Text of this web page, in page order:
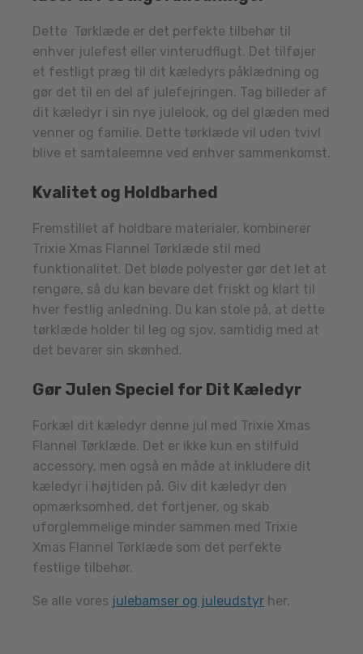
Dette Tørklæde er det perfekte tilbehør til
enhver julefest eller vinterudflugt. Det tilføjer
et festligt præg til dit kæledyrs påklædning og
gør det til en del af julefejringen. Tag billeder af
dit kæledyr i sin nye julelook, og del glæden med
venner og familie. Dette tørklæde vil uden tvivl
blive et samtaleemne ved enhver sammenkomst.
Kvalitet og Holdbarhed
Fremstillet af holdbare materialer, kombinerer
Trixie Xmas Flannel Tørklæde stil med
funktionalitet. Det bløde polyester gør det let at
rengøre, så du kan bevare det friskt og klart til
hver festlig anledning. Du kan stole på, at dette
tørklæde holder til leg og sjov, samtidig med at
det bevarer sin skønhed.
Gør Julen Speciel for Dit Kæledyr
Forkæl dit kæledyr denne jul med Trixie Xmas
Flannel Tørklæde. Det er ikke kun en stilfuld
accessory, men også en måde at inkludere dit
kæledyr i højtiden på. Giv dit kæledyr den
opmærksomhed, det fortjener, og skab
uforglemmelige minder sammen med Trixie
Xmas Flannel Tørklæde som det perfekte
festlige tilbehør.
Se alle vores julebamser og juleudstyr her.